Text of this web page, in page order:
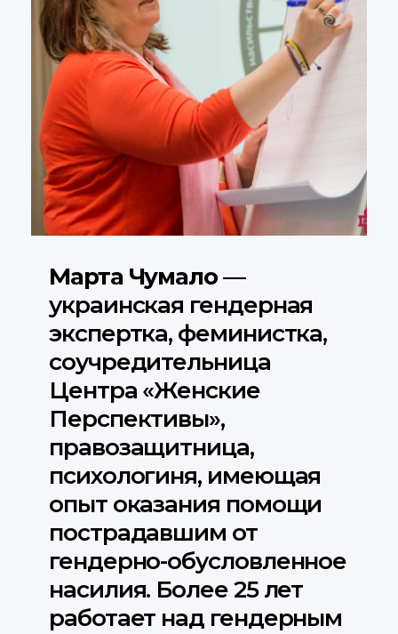
Марта Чумало—
украинская гендерная
экспертка, феминистка,
соучредительница
Центра «Женские
Перспективы»,
правозащитница,
психологиня, имеющая
опыт оказания помощи
пострадавшим от
гендерно-обусловленное
насилия. Более 25 лет
работает над гендерным